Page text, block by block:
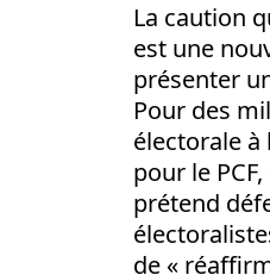
La caution
est une
présenter
Pour des
électorale
pour le
prétend
de «